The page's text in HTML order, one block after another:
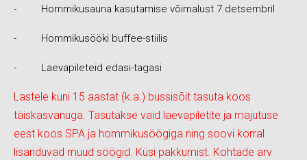
- Hommikusauna kasutamise võimalust 7.detsembril
- Hommikusööki buffee-stiilis
- Laevapileteid edasi-tagasi
Lastele kuni 15 aastat (k.a.) bussisõit tasuta koos
täiskasvanuga. Tasutakse vaid laevapiletite ja majutuse
eest koos SPA ja hommikusöögiga ning soovi korral
lisanduvad muud söögid. Küsi pakkumist. Kohtade arv